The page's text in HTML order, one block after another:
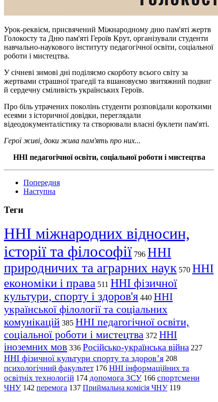
Урок-реквієм, присвячений Міжнародному дню пам'яті жертв
Голокосту та Дню пам'яті Героїв Крут, організували студенти
навчально-наукового інституту педагогічної освіти, соціальної
роботи і мистецтва.
У січневі зимові дні поділяємо скорботу всього світу за
жертвами страшної трагедії та вшановуємо звитяжний подвиг
й сердечну сміливість українських Героїв.
Про біль утрачених поколінь студенти розповідали короткими
есеями з історичної довідки, переглядали
відеодокументалістику та створювали власні буклети пам'яті.
Герої живі, доки жива пам'ять про них...
ННІ педагогічної освіти, соціальної роботи і мистецтва
Попередня
Наступна
Теги
ННІ міжнародних відносин,
історії та філософії 796 ННІ
природничих та аграрних наук 570 ННІ
економіки і права 511 ННІ фізичної
культури, спорту і здоров'я 440 ННІ
української філології та соціальних
комунікацій 385 ННІ педагогічної освіти,
соціальної роботи і мистецтва 372 ННІ
іноземних мов 336 Російсько-українська війна 227
ННІ фізичної культури спорту та здоров’я 208
психологічний факультет 176 ННІ інформаційних та
освітніх технологій 174 допомога ЗСУ 166 спортсмени
ЧНУ 142 перемога 137 Приймальна комісія ЧНУ 119